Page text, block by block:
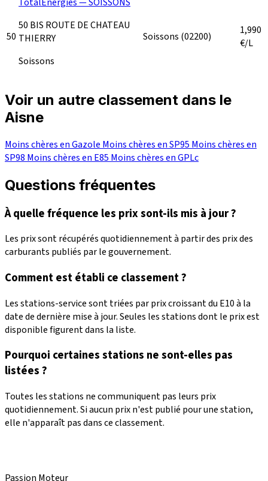
50
50 BIS ROUTE DE CHATEAU
THIERRY
Soissons
Soissons (02200)
1,990
€/L
Voir un autre classement dans le
Aisne
Moins chères en Gazole Moins chères en SP95 Moins chères en
SP98 Moins chères en E85 Moins chères en GPLc
Questions fréquentes
À quelle fréquence les prix sont-ils mis à jour ?
Les prix sont récupérés quotidiennement à partir des prix des
carburants publiés par le gouvernement.
Comment est établi ce classement ?
Les stations-service sont triées par prix croissant du E10 à la
date de dernière mise à jour. Seules les stations dont le prix est
disponible figurent dans la liste.
Pourquoi certaines stations ne sont-elles pas
listées ?
Toutes les stations ne communiquent pas leurs prix
quotidiennement. Si aucun prix n'est publié pour une station,
elle n'apparaît pas dans ce classement.
Passion Moteur